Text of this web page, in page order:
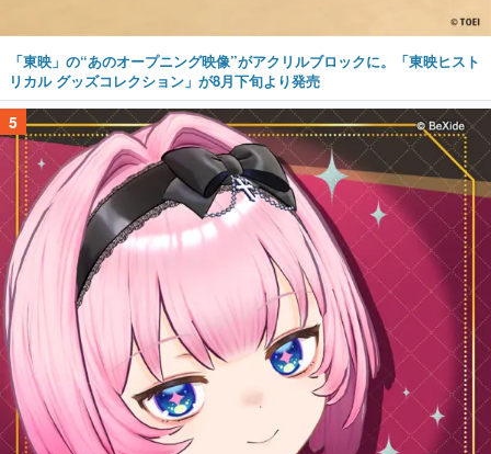
「東映」の“あのオープニング映像”がアクリルブロックに。「東映ヒスト
リカル グッズコレクション」が8月下旬より発売
5